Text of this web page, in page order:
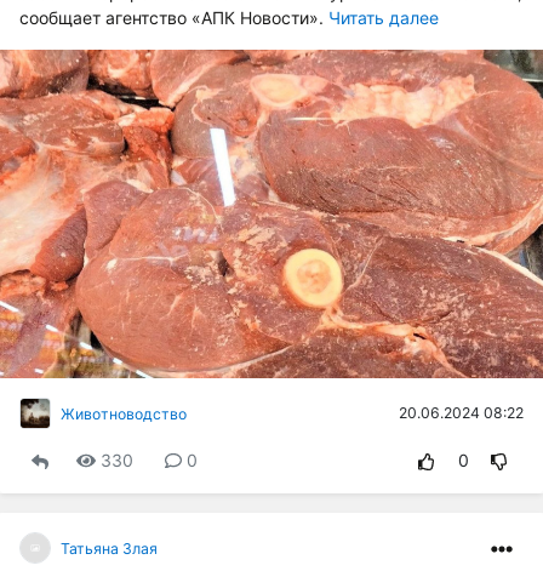
сообщает агентство «АПК Новости». Читать далее
Животноводство 20.06.2024 08:22
330 0 0
Татьяна Злая